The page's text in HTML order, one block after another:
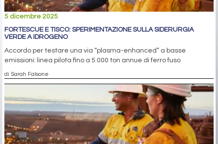
5 dicembre 2025
FORTESCUE E TISCO: SPERIMENTAZIONE SULLA SIDERURGIA
VERDE A IDROGENO
Accordo per testare una via “plasma-enhanced” a basse
emissioni: linea pilota fino a 5.000 ton annue di ferro fuso
di Sarah Falsone